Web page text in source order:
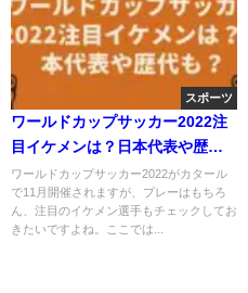
スポーツ
ワールドカップサッカー2022注
目イケメンは？日本代表や歴代
も？
ワールドカップサッカー2022がカタール
で11月開催されますが、プレーはもちろ
ん、注目のイケメン選手もチェックしてお
きたいですよね。ここでは...